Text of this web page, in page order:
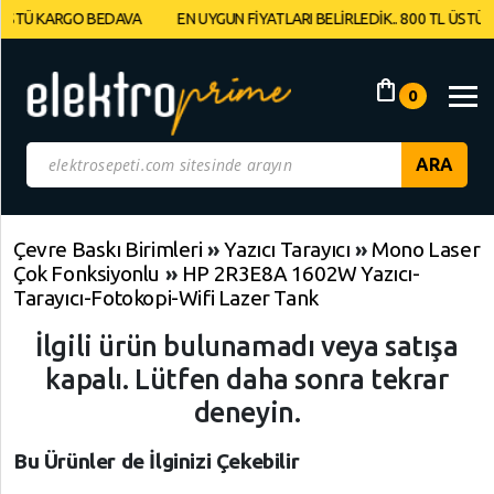
shopping_bag 0
BEDAVA EN UYGUN FİYATLARI BELİRLEDİK.. 800 TL ÜSTÜ
Müşteri
Panelim
Yeni
Gelenler
İndirimdekiler
Kategoriye
Göre
Alışveriş
Yap
Bilgisayarlar
Dön
Dön
Çevre Baskı Birimleri »Yazıcı Tarayıcı » Mono Laser
Çok Fonksiyonlu » HP 2R3E8A 1602W Yazıcı-
Tarayıcı-Fotokopi-Wifi Lazer Tank
İlgili ürün bulunamadı veya satışa
kapalı. Lütfen daha sonra tekrar
deneyin.
Bu Ürünler de İlginizi Çekebilir